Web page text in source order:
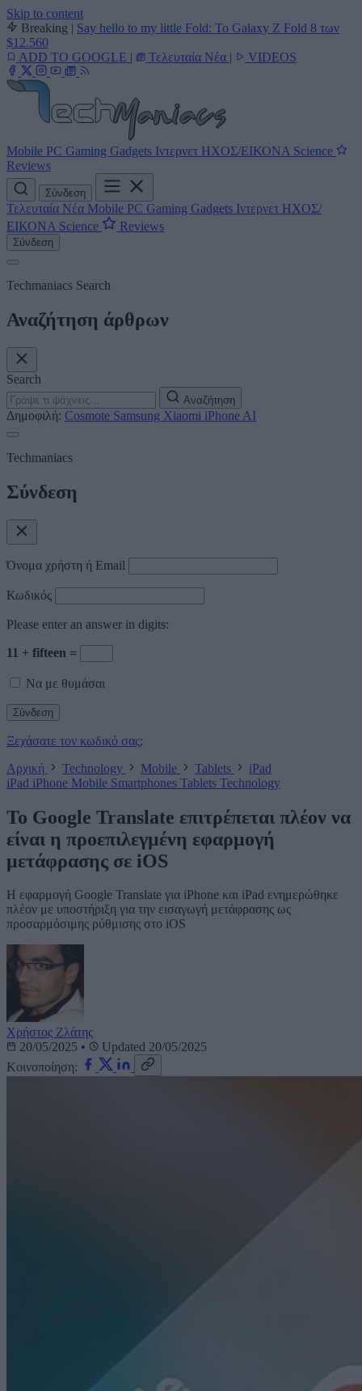
Skip to content
Breaking | Say hello to my little Fold: Το Galaxy Z Fold 8 των
$12.560
ADD TO GOOGLE | Τελευταία Νέα | VIDEOS
Mobile PC Gaming Gadgets Ιντερνετ ΗΧΟΣ/ΕΙΚΟΝΑ Science
Reviews
Σύνδεση
Τελευταία Νέα Mobile PC Gaming Gadgets Ιντερνετ ΗΧΟΣ/
ΕΙΚΟΝΑ Science Reviews
Σύνδεση
Techmaniacs Search
Αναζήτηση άρθρων
Search
Αναζήτηση
Δημοφιλή: Cosmote Samsung Xiaomi iPhone AI
Techmaniacs
Σύνδεση
Όνομα χρήστη ή Email
Κωδικός
Please enter an answer in digits:
11 + fifteen =
Να με θυμάσαι
Ξεχάσατε τον κωδικό σας;
Αρχική
Technology Mobile Tablets
iPad
iPad iPhone Mobile Smartphones Tablets Technology
Το Google Translate επιτρέπεται πλέον να
είναι η προεπιλεγμένη εφαρμογή
μετάφρασης σε iOS
Η εφαρμογή Google Translate για iPhone και iPad ενημερώθηκε
πλέον με υποστήριξη για την εισαγωγή μετάφρασης ως
προσαρμόσιμης ρύθμισης στο iOS
Χρήστος Ζλάτης
20/05/2025 •
Updated 20/05/2025
Κοινοποίηση: